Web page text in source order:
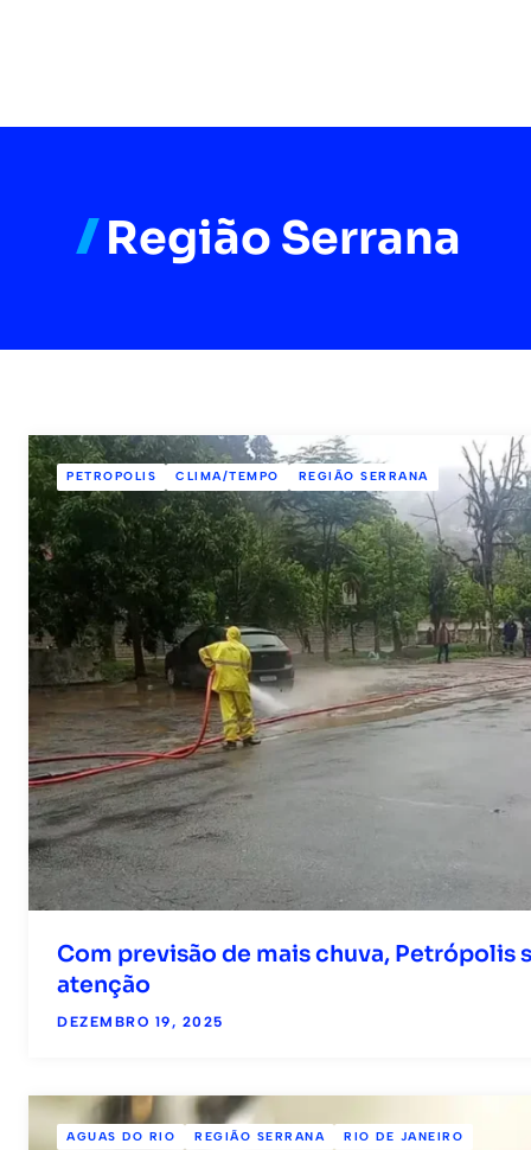
Região Serrana
PETROPOLIS CLIMA/TEMPO REGIÃO SERRANA
Com previsão de mais chuva, Petrópolis
atenção
DEZEMBRO 19, 2025
AGUAS DO RIO REGIÃO SERRANA RIO DE JANEIRO